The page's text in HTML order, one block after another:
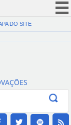
(COVID-19)
Canais
DO SITE